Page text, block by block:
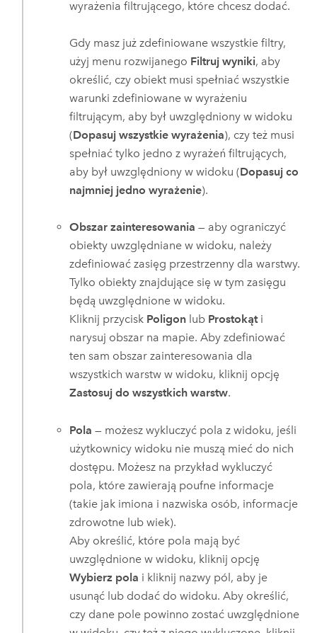
wyrażenia filtrującego, które chcesz dodać.
Gdy masz już zdefiniowane wszystkie filtry,
użyj menu rozwijanego Filtruj wyniki, aby
określić, czy obiekt musi spełniać wszystkie
warunki zdefiniowane w wyrażeniu
filtrującym, aby był uwzględniony w widoku
(Dopasuj wszystkie wyrażenia), czy też musi
spełniać tylko jedno z wyrażeń filtrujących,
aby był uwzględniony w widoku (Dopasuj co
najmniej jedno wyrażenie).
Obszar zainteresowania — aby ograniczyć
obiekty uwzględniane w widoku, należy
zdefiniować zasięg przestrzenny dla warstwy.
Tylko obiekty znajdujące się w tym zasięgu
będą uwzględnione w widoku.
Kliknij przycisk Poligon lub Prostokąti
narysuj obszar na mapie. Aby zdefiniować
ten sam obszar zainteresowania dla
wszystkich warstw w widoku, kliknij opcję
Zastosuj do wszystkich warstw.
Pola — możesz wykluczyć pola z widoku, jeśli
użytkownicy widoku nie muszą mieć do nich
dostępu. Możesz na przykład wykluczyć
pola, które zawierają poufne informacje
(takie jak imiona i nazwiska osób, informacje
zdrowotne lub wiek).
Aby określić, które pola mają być
uwzględnione w widoku, kliknij opcję
Wybierz pola i kliknij nazwy pól, aby je
usunąć lub dodać do widoku. Aby określić,
czy dane pole powinno zostać uwzględnione